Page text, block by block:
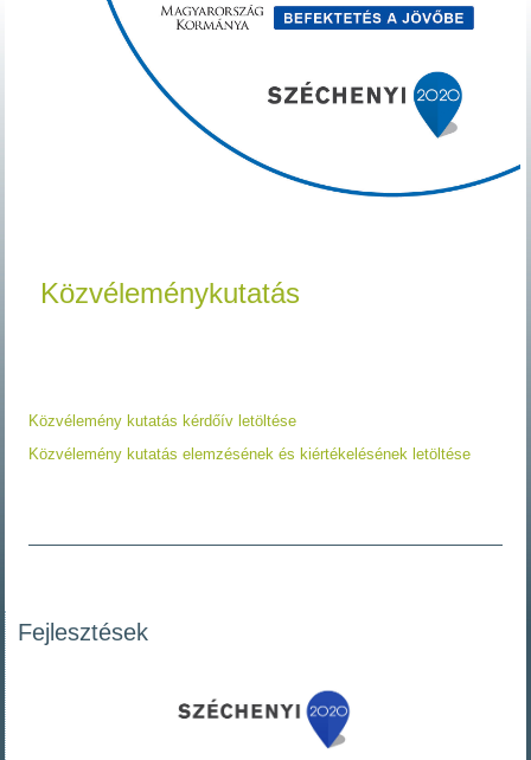
Közvéleménykutatás
Közvélemény kutatás kérdőív letöltése
Közvélemény kutatás elemzésének és kiértékelésének letöltése
Fejlesztések